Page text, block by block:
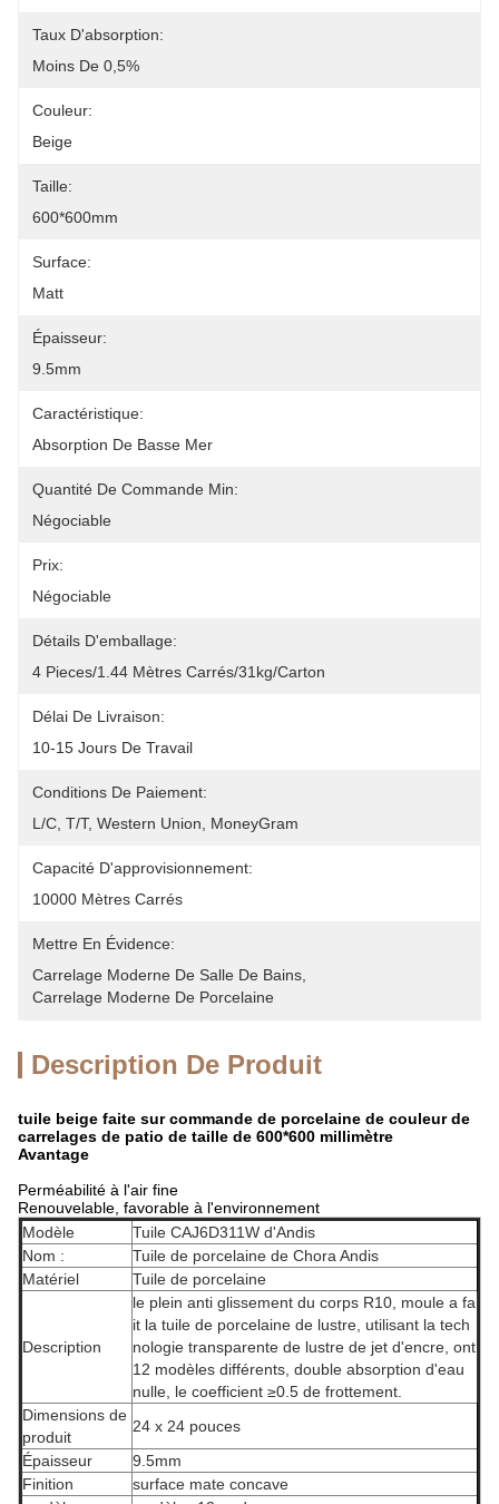
Taux D'absorption:
Moins De 0,5%
Couleur:
Beige
Taille:
600*600mm
Surface:
Matt
Épaisseur:
9.5mm
Caractéristique:
Absorption De Basse Mer
Quantité De Commande Min:
Négociable
Prix:
Négociable
Détails D'emballage:
4 Pieces/1.44 Mètres Carrés/31kg/carton
Délai De Livraison:
10-15 Jours De Travail
Conditions De Paiement:
L/C, T/T, Western Union, MoneyGram
Capacité D'approvisionnement:
10000 Mètres Carrés
Mettre En Évidence:
Carrelage Moderne De Salle De Bains
Carrelage Moderne De Porcelaine
Description De Produit
tuile beige faite sur commande de porcelaine de couleur de
carrelages de patio de taille de 600*600 millimètre
Avantage
Perméabilité à l'air fine
Renouvelable, favorable à l'environnement
Modèle
Tuile CAJ6D311W d'Andis
Nom :
Tuile de porcelaine de Chora Andis
Matériel
Tuile de porcelaine
Description
le plein anti glissement du corps R10, moule a fa
it la tuile de porcelaine de lustre, utilisant la tech
nologie transparente de lustre de jet d'encre, ont
12 modèles différents, double absorption d'eau
nulle, le coefficient ≥0.5 de frottement.
Dimensions de
produit
24 x 24 pouces
Épaisseur
9.5mm
Finition
surface mate concave